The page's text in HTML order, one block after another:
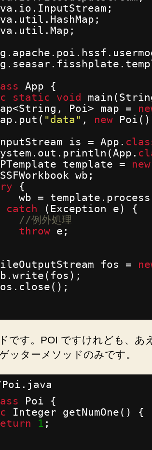
App {
static void
Poi> map =
"data" , new
is = App.
template = new
wb;
{
wb =
catch
(Exception e) {
//例外処理
throw e;
fos =
です。POI ですけれども、あ
ッターメソッドのみです。
Poi {
Integer getNumOne() {
1 ;